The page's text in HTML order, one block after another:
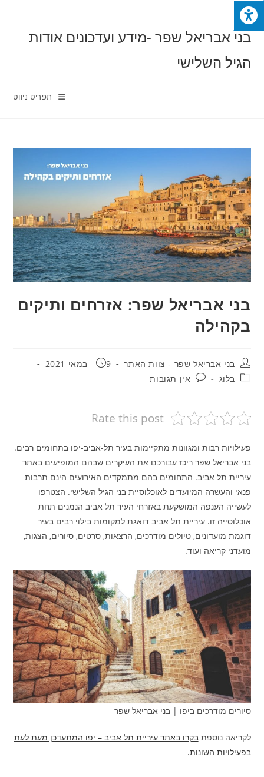
Skip
to
contentבני אבריאל שפר -מידע ועדכונים אודות
הגיל השלישי
תפריט ניווט
בני אבריאל שפר: אזרחים ותיקים
בקהילה
מחבר:בני אבריאל שפר - צוות האתר פורסם:
9 במאי 2021
קטגוריה:
בלוג תגובות:אין תגובות
Rate this post
פעילויות רבות ומגוונות מתקיימות בעיר תל-אביב-יפו בתחומים רבים.
בני אבריאל שפר ריכז עבורכם את העיקרים שבהם המופיעים באתר
עיריית תל אביב. התחומים בהם מתמקדים האירועים הינם תרבות
פנאי והעשרה המיועדים לאוכלוסיית בני הגיל השלישי. הצטרפו
לעשייה הענפה המושקעת באזרחי העיר תל אביב הנמנים תחת
אוכלוסייה זו. עיריית תל אביב דואגת למקומות בילוי רבים בעיר
דוגמת מועדונים, טיולים מודרכים, הרצאות, סרטים, סיורים, הצגות,
מועדני קריאה ועוד.
סיורים מודרכים ביפו | בני אבריאל שפר
לקריאה נוספתבקרו באתר עיריית תל אביב – יפו המתעדכן מעת לעת
בפעילויות השונות.